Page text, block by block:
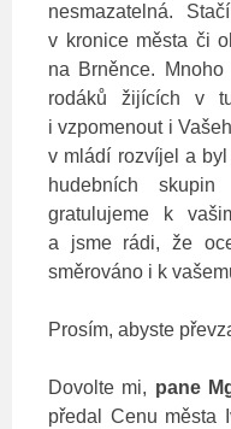
nesmazatelná.
v kronice města či
na Brněnce.
rodáků žijících v
i vzpomenout i
v mládí rozvíjel a
hudebních
gratulujeme k
a jsme rádi, že
směrováno i k
Prosím, abyste
Dovolte mi, pane
předal Cenu města